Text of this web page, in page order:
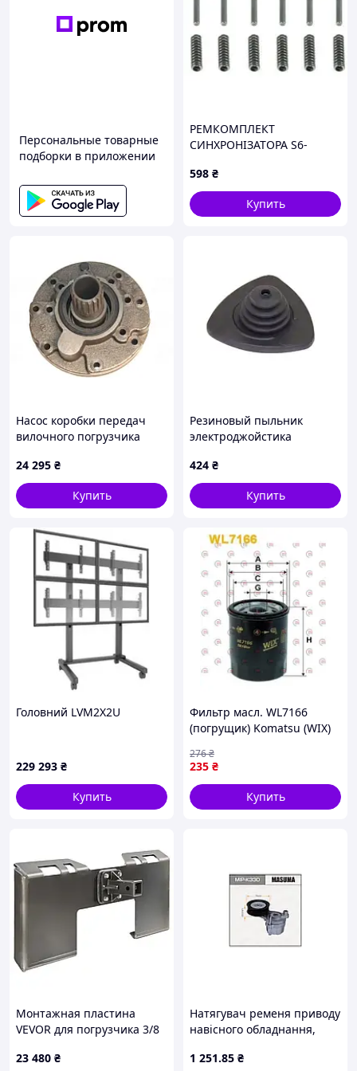
Персональные товарные
подборки в приложении
РЕМКОМПЛЕКТ
СИНХРОНІЗАТОРА S6-
598 ₴
Купить
Насос коробки передач
вилочного погрузчика
24 295 ₴
Купить
Резиновый пыльник
электроджойстика
погрузчика Linde
0009625587
424 ₴
Купить
Головний LVM2X2U
229 293 ₴
Купить
Фильтр масл. WL7166
(погрущик) Komatsu (WIX)
235 ₴
276₴
Купить
Монтажная пластина
VEVOR для погрузчика 3/8
устройством 5,79 см,
23 480 ₴
Натягувач ременя приводу
навісного обладнання,
Masuma
1 251.85 ₴